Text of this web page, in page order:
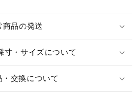
品の発送
寸・サイズについて
交換について